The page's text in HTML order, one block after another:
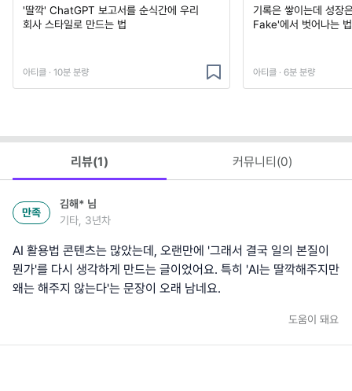
'딸깍' ChatGPT 보고서를 순식간에 우리
회사 스타일로 만드는 법
아티클 · 10분 분량
기록은 쌓이는데 성장
Fake'에서 벗어나는 법
아티클 · 6분 분량
리뷰(1) 커뮤니티(0)
만족
김해* 님
기타, 3년차
AI 활용법 콘텐츠는 많았는데, 오랜만에 '그래서 결국 일의 본질이
뭔가'를 다시 생각하게 만드는 글이었어요. 특히 'AI는 딸깍해주지만
왜는 해주지 않는다'는 문장이 오래 남네요.
도움이 돼요